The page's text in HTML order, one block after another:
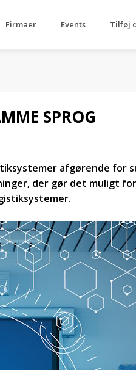
Firmaer Events Tilføj
SPROG
afgørende for
der gør det muligt